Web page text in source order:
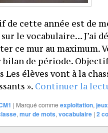
de cette année est de
le vocabulaire… J’ai
ce mur au maximum.
de période. Objectif
Les élèves vont à la
». Continuer la
| Marqué comme exploitation, jeux
, mur de mots, vocabulaire | 2